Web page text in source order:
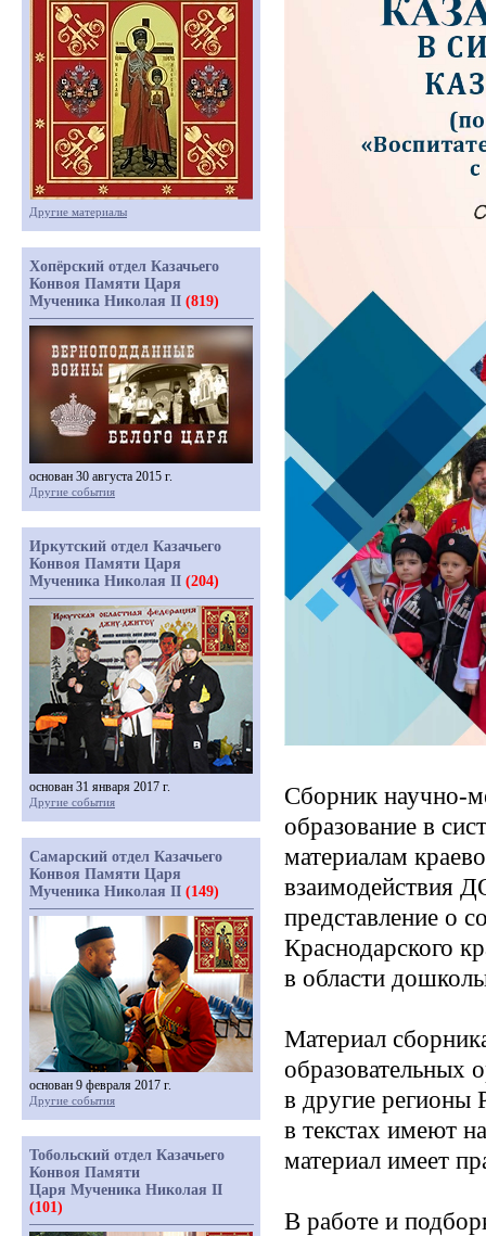
Сборник научно-
образование в
материалам
взаимодействия
представление о
Краснодарского
в области
Материал
образовательных
в другие регионы
в текстах имеют
материал имеет
В работе и
Другие материалы
Хопёрский отдел Казачьего
Конвоя Памяти Царя
Мученика Николая II (819)
основан 30 августа 2015 г.
Другие события
Иркутский отдел Казачьего
Конвоя Памяти Царя
Мученика Николая II (204)
основан 31 января 2017 г.
Другие события
Самарский отдел Казачьего
Конвоя Памяти Царя
Мученика Николая II (149)
основан 9 февраля 2017 г.
Другие события
Тобольский отдел Казачьего
Конвоя Памяти
Царя Мученика Николая II
(101)